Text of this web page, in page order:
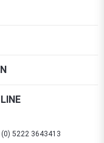
5222 3643413